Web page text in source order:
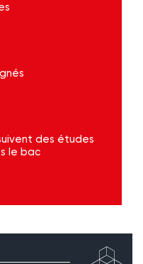
des études
le bac